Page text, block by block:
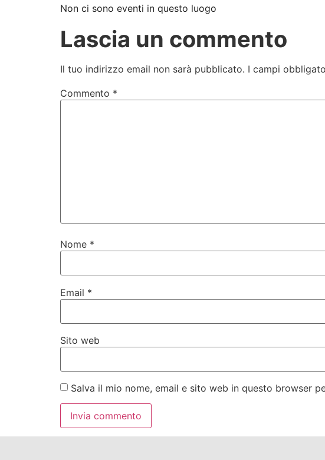
Non ci sono eventi in questo luogo
Lascia un commento
Il tuo indirizzo email non sarà pubblicato. I campi
Commento *
Nome *
Email *
Sito web
Salva il mio nome, email e sito web in questo browser